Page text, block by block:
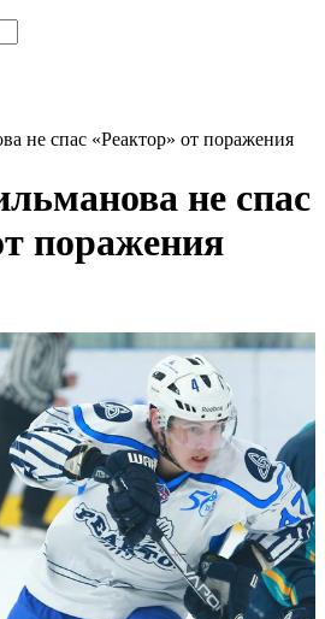
не спас «Реактор» от поражения
не спас
поражения